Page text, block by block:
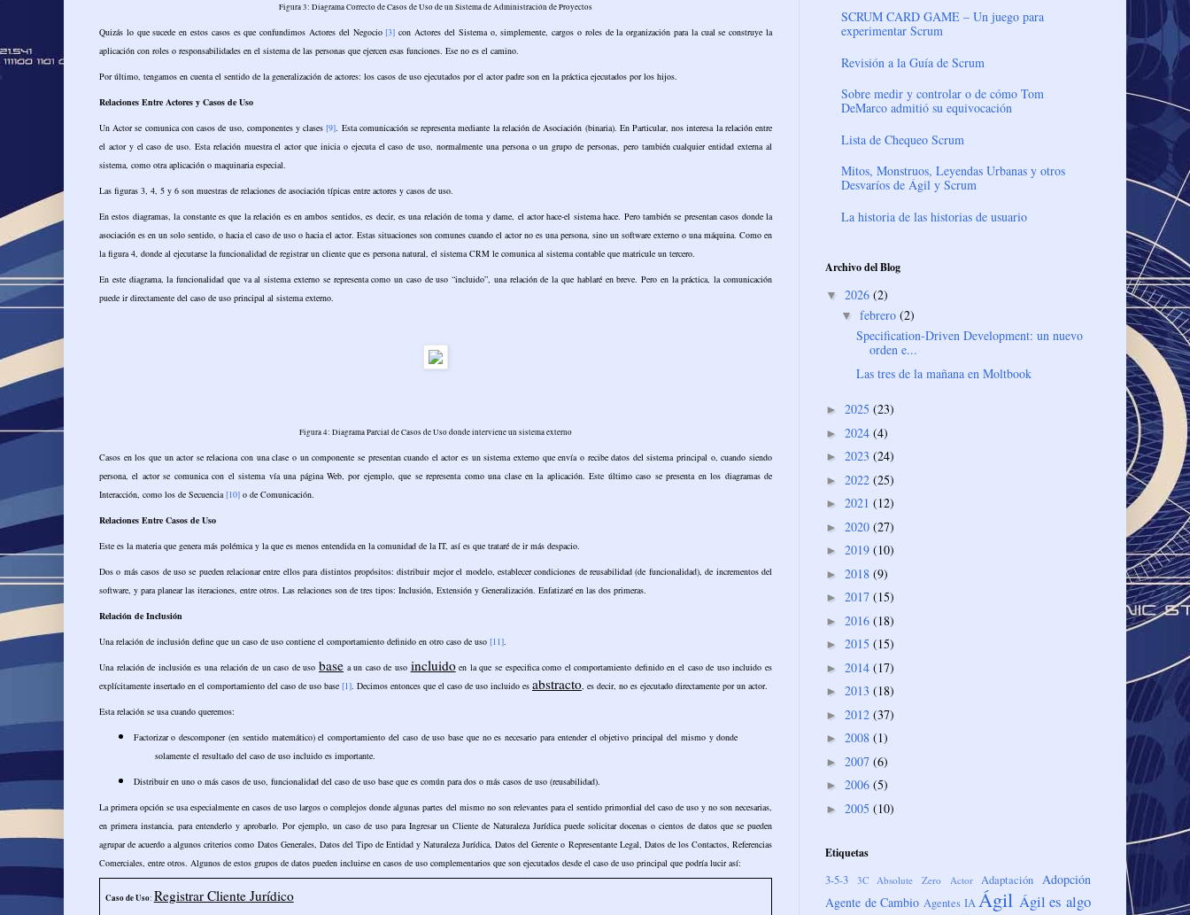
Figura 3: Diagrama Correcto de Casos de Uso de un Sistema de Administración de Proyectos
Quizás lo que sucede en estos casos es que confundimos Actores del Negocio [3] con Actores del Sistema o, simplemente, cargos o roles de la organización para la cual se construye la
aplicación con roles o responsabilidades en el sistema de las personas que ejercen esas funciones. Ese no es el camino.
Por último, tengamos en cuenta el sentido de la generalización de actores: los casos de uso ejecutados por el actor padre son en la práctica ejecutados por los hijos.
Relaciones Entre Actores y Casos de Uso
Un Actor se comunica con casos de uso, componentes y clases [9]. Esta comunicación se representa mediante la relación de Asociación (binaria). En Particular, nos interesa la relación entre
el actor y el caso de uso. Esta relación muestra el actor que inicia o ejecuta el caso de uso, normalmente una persona o un grupo de personas, pero también cualquier entidad externa al
sistema, como otra aplicación o maquinaria especial.
Las figuras 3, 4, 5 y 6 son muestras de relaciones de asociación típicas entre actores y casos de uso.
En estos diagramas, la constante es que la relación es en ambos sentidos, es decir, es una relación de toma y dame, el actor hace-el sistema hace. Pero también se presentan casos donde la
asociación es en un solo sentido, o hacia el caso de uso o hacia el actor. Estas situaciones son comunes cuando el actor no es una persona, sino un software externo o una máquina. Como en
la figura 4, donde al ejecutarse la funcionalidad de registrar un cliente que es persona natural, el sistema CRM le comunica al sistema contable que matricule un tercero.
En este diagrama, la funcionalidad que va al sistema externo se representa como un caso de uso “incluido”, una relación de la que hablaré en breve. Pero en la práctica, la comunicación
puede ir directamente del caso de uso principal al sistema externo.
Figura 4: Diagrama Parcial de Casos de Uso donde interviene un sistema externo
Casos en los que un actor se relaciona con una clase o un componente se presentan cuando el actor es un sistema externo que envía o recibe datos del sistema principal o, cuando siendo
persona, el actor se comunica con el sistema vía una página Web, por ejemplo, que se representa como una clase en la aplicación. Este último caso se presenta en los diagramas de
Interacción, como los de Secuencia [10] o de Comunicación.
Relaciones Entre Casos de Uso
Este es la materia que genera más polémica y la que es menos entendida en la comunidad de la IT, así es que trataré de ir más despacio.
Dos o más casos de uso se pueden relacionar entre ellos para distintos propósitos: distribuir mejor el modelo, establecer condiciones de reusabilidad (de funcionalidad), de incrementos del
software, y para planear las iteraciones, entre otros. Las relaciones son de tres tipos: Inclusión, Extensión y Generalización. Enfatizaré en las dos primeras.
Relación de Inclusión
Una relación de inclusión define que un caso de uso contiene el comportamiento definido en otro caso de uso [11]
Una relación de inclusión es una relación de un caso de usobase a un caso de uso incluidoen la que se especifica como el comportamiento definido en el caso de uso incluido es
explícitamente insertado en el comportamiento del caso de uso base [1] . Decimos entonces que el caso de uso incluido es abstracto , es decir, no es ejecutado directamente por un actor.
Esta relación se usa cuando queremos:
Factorizar o descomponer (en sentido matemático) el comportamiento del caso de uso base que no es necesario para entender el objetivo principal del mismo y donde
solamente el resultado del caso de uso incluido es importante.
Distribuir en uno o más casos de uso, funcionalidad del caso de uso base que es común para dos o más casos de uso (reusabilidad).
La primera opción se usa especialmente en casos de uso largos o complejos donde algunas partes del mismo no son relevantes para el sentido primordial del caso de uso y no son necesarias,
en primera instancia, para entenderlo y aprobarlo. Por ejemplo, un caso de uso para Ingresar un Cliente de Naturaleza Jurídica puede solicitar docenas o cientos de datos que se pueden
agrupar de acuerdo a algunos criterios como Datos Generales, Datos del Tipo de Entidad y Naturaleza Jurídica, Datos del Gerente o Representante Legal, Datos de los Contactos, Referencias
Comerciales, entre otros. Algunos de estos grupos de datos pueden incluirse en casos de uso complementarios que son ejecutados desde el caso de uso principal que podría lucir así:
Caso de Uso: Registrar Cliente Jurídico
SCRUM CARD GAME – Un juego para
experimentar Scrum
Revisión a la Guía de Scrum
Sobre medir y controlar o de cómo Tom
DeMarco admitió su equivocación
Lista de Chequeo Scrum
Mitos, Monstruos, Leyendas Urbanas y otros
Desvaríos de Ágil y Scrum
La historia de las historias de usuario
Archivo del Blog
▼ 2026 (2)
▼ febrero (2)
Specification-Driven Development: un nuevo
orden e...
Las tres de la mañana en Moltbook
► 2025 (23)
► 2024 (4)
► 2023 (24)
► 2022 (25)
► 2021 (12)
► 2020 (27)
► 2019 (10)
► 2018 (9)
► 2017 (15)
► 2016 (18)
► 2015 (15)
► 2014 (17)
► 2013 (18)
► 2012 (37)
► 2008 (1)
► 2007 (6)
► 2006 (5)
► 2005 (10)
Etiquetas
3-5-3
3C Absolute Zero Actor Adaptación Adopción
Agente de Cambio Agentes IA Ágil Ágil es algo